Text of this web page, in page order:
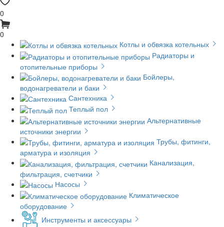
0
0
Котлы и обвязка котельных
Радиаторы и
отопительные приборы
Бойлеры,
водонагреватели и баки
Сантехника
Теплый пол
Альтернативные
источники энергии
Трубы, фитинги,
арматура и изоляция
Канализация,
фильтрация, счетчики
Насосы
Климатическое
оборудование
Инструменты и аксессуары